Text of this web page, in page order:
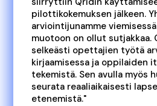
pilottikokemuksen jälkeen.
arviointijunamme
muotoon on ollut sutjakkaa.
selkeästi opettajien työtä
kirjaamisessa ja oppilaiden
tekemistä. Sen avulla myös
seurata reaaliaikaisesti
etenemistä."